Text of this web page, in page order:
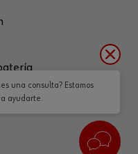
una consulta? Estamos
ayudarte.